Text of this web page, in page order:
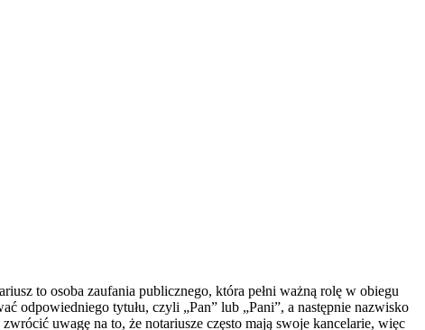
to osoba zaufania publicznego, która pełni ważną rolę w obiegu
odpowiedniego tytułu, czyli „Pan” lub „Pani”, a następnie nazwisko
uwagę na to, że notariusze często mają swoje kancelarie, więc